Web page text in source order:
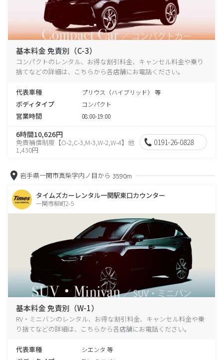
基本料金 免責別（C-3）
コンパクトのレンタル、お得な割引料金、キャンセル料金や乗り
捨てなどの詳細は、こちらから各店舗にお電話ください。
代表車種 プリウス（ハイブリッド） 等
ボディタイプ コンパクト
営業時間 08:00-19:00
6時間10,626円
免責補償制度【O-2,C-3,M-3,W-2,W-4】他
1,430円
0191-26-0828
岩手県一関市真柴字内ノ目から 3590m
タイムズカーレンタル一関駅東口カウンター
一関市柳町2-5
基本料金 免責別（W-1）
RV・ミニバンのレンタル、お得な割引料金、キャンセル料金や乗
り捨てなどの詳細は、こちらから各店舗にお電話ください。
代表車種 シエンタ 等